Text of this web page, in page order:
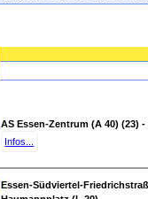
AS Essen-Zentrum (A 40) (23)
Infos...
Essen-Südviertel-